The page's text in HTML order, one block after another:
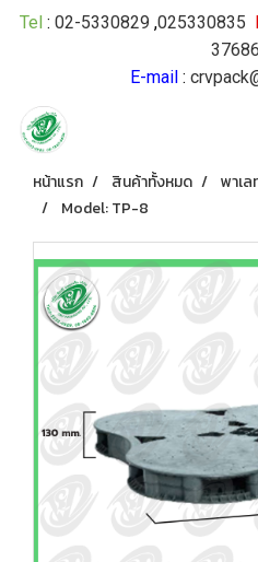
Tel : 02-5330829 ,025330835
E-mail:
หน้าแรก สินค้าทั้งหมด พาเล
Model: TP-8